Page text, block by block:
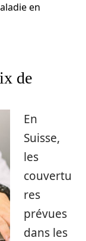
en
de
En
Suisse,
les
couvertu
res
prévues
dans les